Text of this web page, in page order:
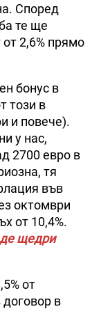
Според
те ще
2,6% прямо
бонус в
този в
и повече).
у нас,
2700 евро в
тя
във
октомври
от 10,4%.
щедри
от
в